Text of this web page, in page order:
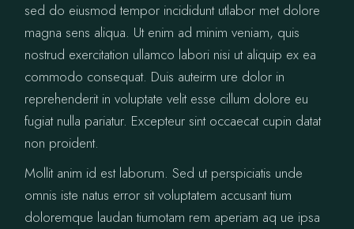
sed do eiusmod tempor incididunt utlabor met dolore
magna sens aliqua. Ut enim ad minim veniam, quis
nostrud exercitation ullamco labori nisi ut aliquip ex ea
commodo consequat. Duis auteirm ure dolor in
reprehenderit in voluptate velit esse cillum dolore eu
fugiat nulla pariatur. Excepteur sint occaecat cupin datat
non proident.
Mollit anim id est laborum. Sed ut perspiciatis unde
omnis iste natus error sit voluptatem accusant tium
doloremque laudan tiumotam rem aperiam aq ue ipsa